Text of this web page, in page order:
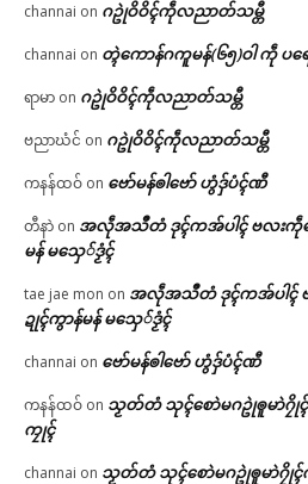
channai on ဂဥုဲဝိဝိၚ်ကဵုလညာတ်သမ္တီ
channai on တ္ၚဲကောန်ဂကူမန်(၆၅)ဝါ ကဵု
ရာမာ on ဂဥုဲဝိဝိၚ်ကဵုလညာတ်သမ္တီ
ဗညာဃံင် on ဂဥုဲဝိဝိၚ်ကဵုလညာတ်သမ္တီ
ကနန်ထဝ် on ဗော်မန်ၜါဗော် ဟွံဒှ်ပံၚ်ဏီ
တီနာဲ on အလဵုအသဳတံ ဒုၚ်ကအ်ပါၚ် ဗလးကဵုက
မန် မသှေ်ဒၟံၚ်
tae jae mon on အလဵုအသဳတံ ဒုၚ်ကအ်ပါၚ်
ဍုၚ်ကွာန်မန် မသှေ်ဒၟံၚ်
channai on ဗော်မန်ၜါဗော် ဟွံဒှ်ပံၚ်ဏီ
ကနန်ထဝ် on သၟတ်တံ သုၚ်စောဲမဂဥုဲၜူမာဲဂၠို
ကၠုၚ်
channai on သၟတ်တံ သုၚ်စောဲမဂဥုဲၜူမာဲဂၠို